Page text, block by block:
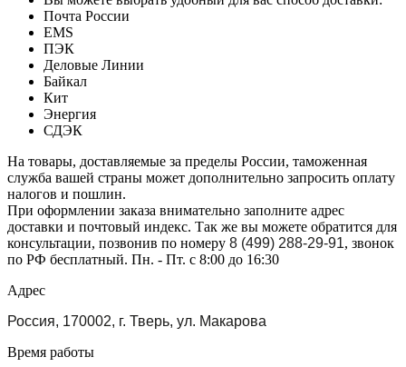
Почта России
EMS
ПЭК
Деловые Линии
Байкал
Кит
Энергия
СДЭК
На товары, доставляемые за пределы России, таможенная
служба вашей страны может дополнительно запросить оплату
налогов и пошлин.
При оформлении заказа внимательно заполните адрес
доставки и почтовый индекс. Так же вы можете обратится для
консультации, позвонив по номеру 8 (499) 288-29-91, звонок
по РФ бесплатный. Пн. - Пт. с 8:00 до 16:30
Адрес
Россия, 170002, г. Тверь, ул. Макарова
Время работы